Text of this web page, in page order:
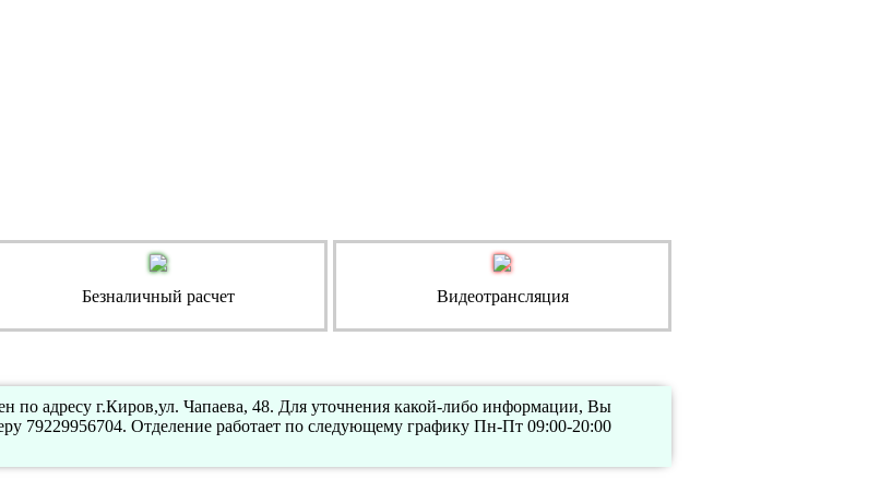
Безналичный расчет Видеотрансляция
по адресу г.Киров,ул. Чапаева, 48. Для уточнения какой-либо информации, Вы
79229956704. Отделение работает по следующему графику Пн-Пт 09:00-20:00